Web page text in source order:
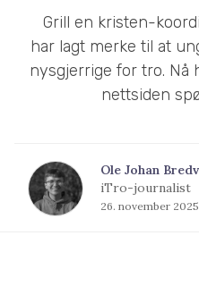
Grill en kristen-
har lagt merke til at
nysgjerrige for tro. Nå
nettsiden
Ole Johan
iTro-journalist
26. november 2025